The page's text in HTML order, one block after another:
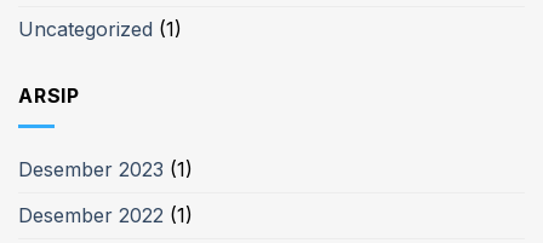
Uncategorized (1)
ARSIP
Desember 2023 (1)
Desember 2022 (1)